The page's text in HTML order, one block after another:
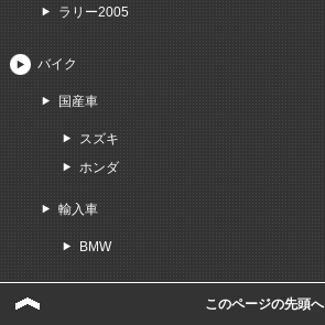
ラリー2005
バイク
国産車
スズキ
ホンダ
輸入車
BMW
ボート このページの先頭へ